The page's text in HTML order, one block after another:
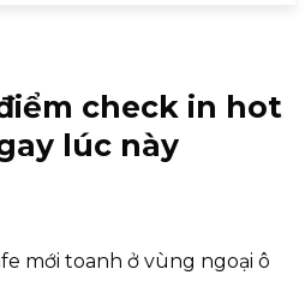
check in hot
lúc này
mới toanh ở vùng ngoại ô